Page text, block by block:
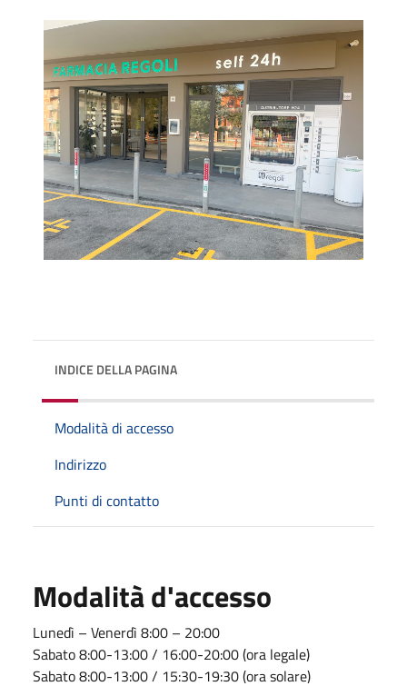
INDICE DELLA PAGINA
Modalità di accesso
Indirizzo
Punti di contatto
Modalità d'accesso
Lunedì – Venerdì 8:00 – 20:00
Sabato 8:00-13:00 / 16:00-20:00 (ora legale)
Sabato 8:00-13:00 / 15:30-19:30 (ora solare)